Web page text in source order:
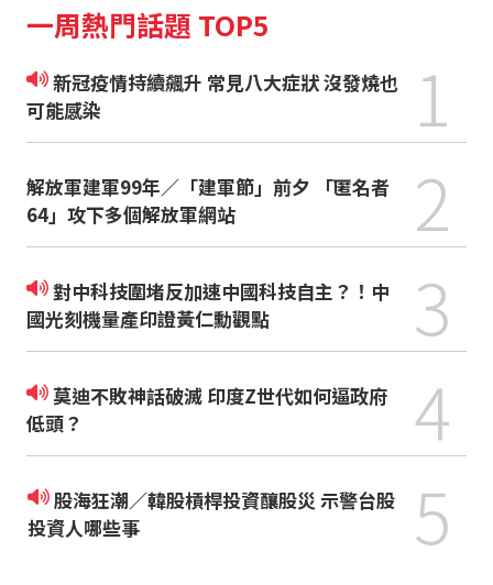
一周熱門話題 TOP5
新冠疫情持續飆升 常見八大症狀 沒發燒也
可能感染
1
解放軍建軍99年／「建軍節」前夕 「匿名者
64」攻下多個解放軍網站
2
對中科技圍堵反加速中國科技自主？！中
國光刻機量產印證黃仁勳觀點
3
莫迪不敗神話破滅 印度Z世代如何逼政府
低頭？
4
股海狂潮／韓股槓桿投資釀股災 示警台股
投資人哪些事
5